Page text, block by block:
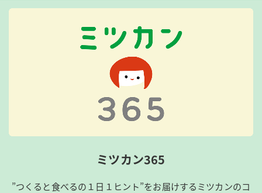
ミツカン365
”つくると食べるの１日１ヒント”をお届けするミツカンのコ